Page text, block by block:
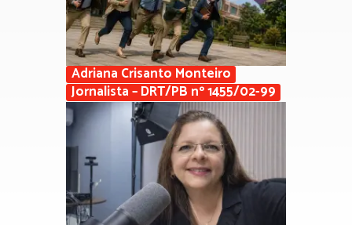
Adriana Crisanto Monteiro
Jornalista – DRT/PB nº 1455/02-99